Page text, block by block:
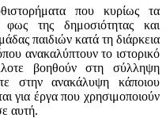
που κυρίως τα
της δημοσιότητας και
παιδιών κατά τη διάρκεια
ανακαλύπτουν το ιστορικό
βοηθούν στη σύλληψη
στην ανακάλυψη κάποιου
για έργα που χρησιμοποιούν
αυτή.